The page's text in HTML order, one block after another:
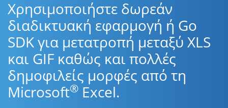
Χρησιμοποιήστε δωρεάν
διαδικτυακή εφαρμογή ή Go
SDK για μετατροπή μεταξύ XLS
και GIF καθώς και πολλές
δημοφιλείς μορφές από τη
Microsoft® Excel.